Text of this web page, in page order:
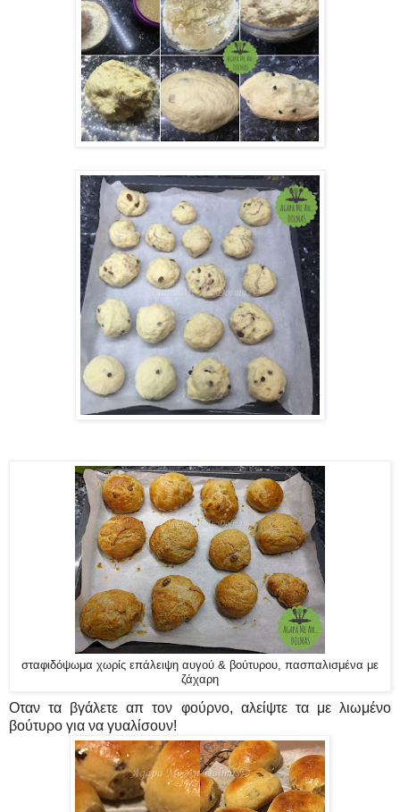
σταφιδόψωμα χωρίς επάλειψη αυγού & βούτυρου, πασπαλισμένα με
ζάχαρη
Οταν τα βγάλετε απ τον φούρνο, αλείψτε τα με λιωμένο
βούτυρο για να γυαλίσουν!